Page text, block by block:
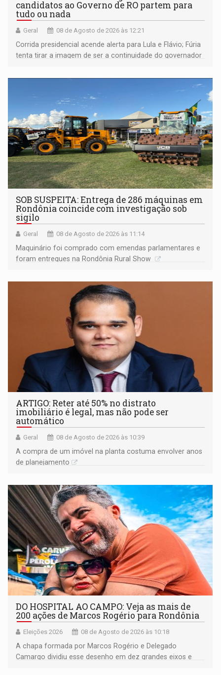
candidatos ao Governo de RO partem para
tudo ou nada
Geral 08 de Agosto de 2026 às 12:21
Corrida presidencial acende alerta para Lula e Flávio; Fúria
tenta tirar a imagem de ser a continuidade do governador
não ter entrado no modo eleição; ABAV faz evento em
SOB SUSPEITA: Entrega de 286 máquinas em
Rondônia coincide com investigação sob
sigilo
Geral 08 de Agosto de 2026 às 11:14
Maquinário foi comprado com emendas parlamentares e
foram entregues na Rondônia Rural Show
ARTIGO: Reter até 50% no distrato
imobiliário é legal, mas não pode ser
automático
Geral 08 de Agosto de 2026 às 10:39
A compra de um imóvel na planta costuma envolver anos
de planejamento
DO HOSPITAL AO CAMPO: Veja as mais de
200 ações de Marcos Rogério para Rondônia
Eleições 2026 08 de Agosto de 2026 às 10:18
A chapa formada por Marcos Rogério e Delegado
Camargo dividiu esse desenho em dez grandes eixos e